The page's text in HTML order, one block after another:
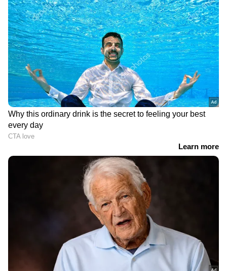
അവസാനിച്ചിട്ടില്ല. ഇനി മേലിൽ ഇമ്മാതിരി
കള്ളത്തരവും കൊണ്ട് നടക്കരുതെന്നും
അദ്ദേഹം പറഞ്ഞു.
ന്യൂസ് വാർത്തകൾ.Malayalam News
തത്സമയ അപ്‌ഡേറ്റുകളും ആഴത്തിലുള്ള
വിശകലനവും സമഗ്രമായ റിപ്പോർട്ടിംഗും —
എല്ലാം ഒരൊറ്റ സ്ഥലത്ത്. ഏത് സമയത്തും,
എവിടെയും വിശ്വസനീയമായ വാർത്തകൾ
ലഭിക്കാൻAsianet News Malayalam
RECOMMENDED STORIES